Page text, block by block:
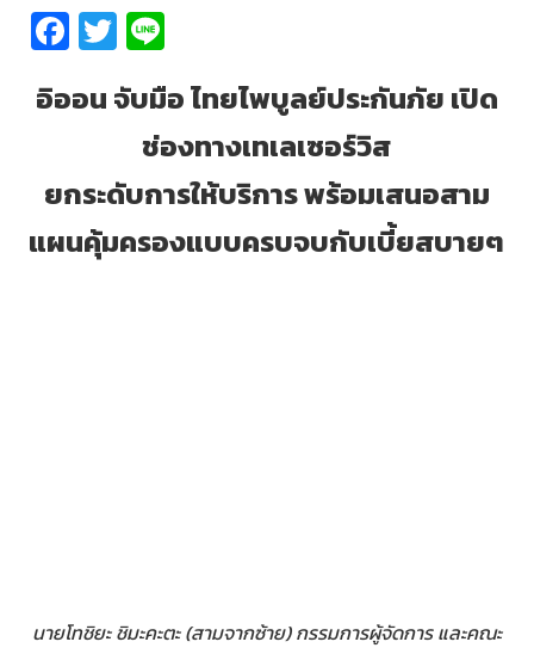
Fa
ce
b
o
k
T
wi
tt
er
e
อิออน จับมือ ไทยไพบูลย์ประกันภัย เปิด
ช่องทางเทเลเซอร์วิส
ยกระดับการให้บริการ พร้อมเสนอสาม
แผนคุ้มครองแบบครบจบกับเบี้ยสบายๆ
นายโทชิยะ ชิมะคะตะ (สามจากซ้าย) กรรมการผู้จัดการ และคณะ